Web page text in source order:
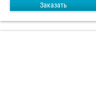
Заказать